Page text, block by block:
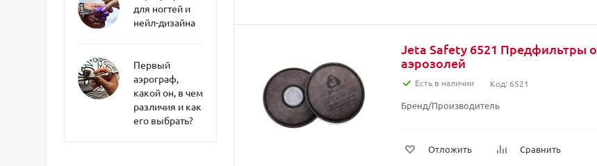
для ногтей и
нейл-дизайна
Первый
аэрограф,
какой он, в чем
различия и как
его выбрать?
Jeta Safety 6521 Предфильтры
аэрозолей
Есть в наличии Код: 6521
Бренд/Производитель
Отложить Сравнить